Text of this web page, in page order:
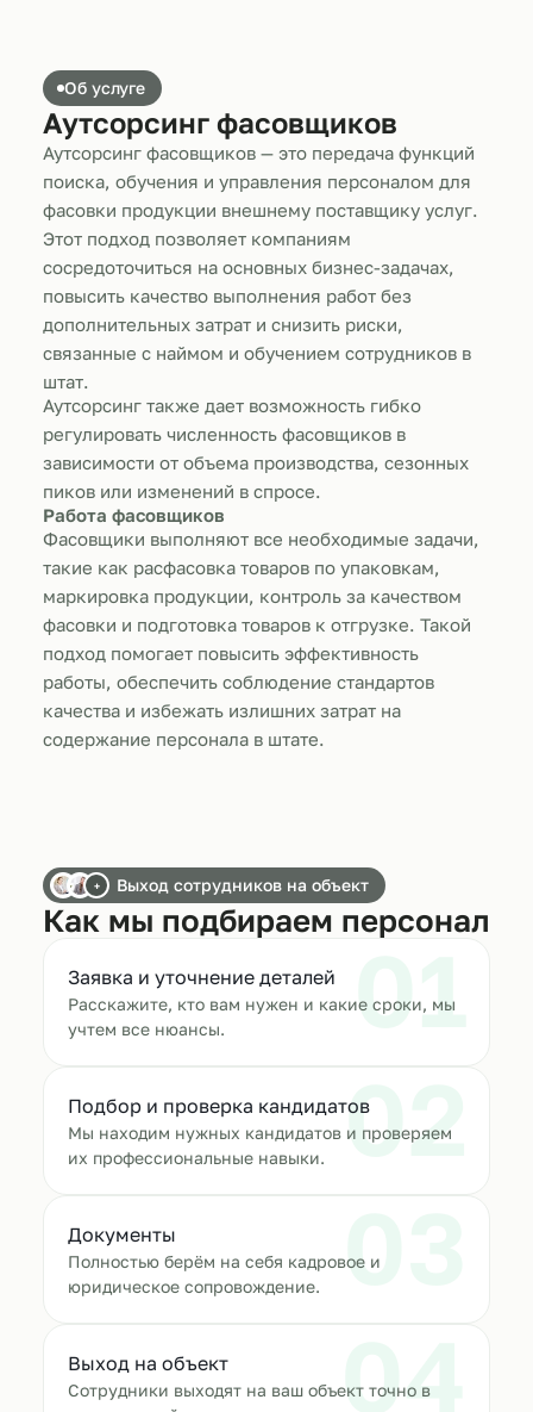
Об услуге
Аутсорсинг фасовщиков
Аутсорсинг фасовщиков — это передача функций
поиска, обучения и управления персоналом для
фасовки продукции внешнему поставщику услуг.
Этот подход позволяет компаниям
сосредоточиться на основных бизнес-задачах,
повысить качество выполнения работ без
дополнительных затрат и снизить риски,
связанные с наймом и обучением сотрудников в
штат.
Аутсорсинг также дает возможность гибко
регулировать численность фасовщиков в
зависимости от объема производства, сезонных
пиков или изменений в спросе.
Работа фасовщиков
Фасовщики выполняют все необходимые задачи,
такие как расфасовка товаров по упаковкам,
маркировка продукции, контроль за качеством
фасовки и подготовка товаров к отгрузке. Такой
подход помогает повысить эффективность
работы, обеспечить соблюдение стандартов
качества и избежать излишних затрат на
содержание персонала в штате.
+ Выход сотрудников на объект
Как мы подбираем персонал
01
Заявка и уточнение деталей
Расскажите, кто вам нужен и какие сроки, мы
учтем все нюансы.
02
Подбор и проверка кандидатов
Мы находим нужных кандидатов и проверяем
их профессиональные навыки.
03
Документы
Полностью берём на себя кадровое и
юридическое сопровождение.
04
Выход на объект
Сотрудники выходят на ваш объект точно в